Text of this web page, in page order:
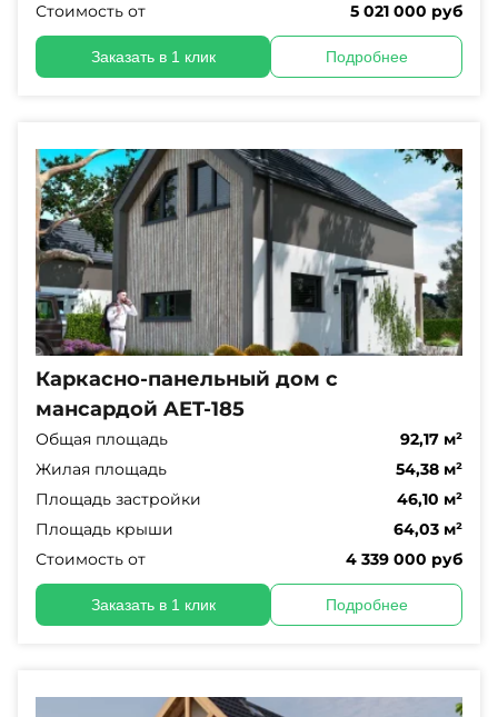
Стоимость от
5 021 000 руб
Заказать в 1 клик Подробнее
Каркасно-панельный дом с
мансардой AET-185
Общая площадь
92,17 м²
Жилая площадь
54,38 м²
Площадь застройки
46,10 м²
Площадь крыши
64,03 м²
Стоимость от
4 339 000 руб
Заказать в 1 клик Подробнее